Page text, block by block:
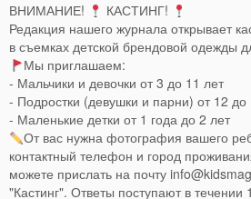
ВНИМАНИЕ!
КАСТИНГ!
Редакция нашего журнала открывает
в съемках детской брендовой одежды
Мы приглашаем:
- Мальчики и девочки от 3 до 11 лет
- Подростки (девушки и парни) от 12 до
- Маленькие детки от 1 года до 2 лет
От вас нужна фотография вашего
контактный телефон и город
можете прислать на почту
"Кастинг". Ответы поступают в течении